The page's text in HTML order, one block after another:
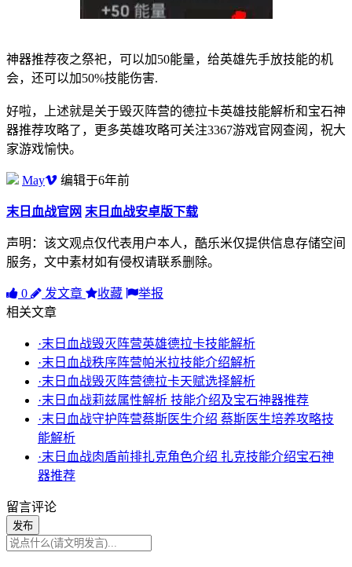
神器推荐夜之祭祀，可以加50能量，给英雄先手放技能的机
会，还可以加50%技能伤害.
好啦，上述就是关于毁灭阵营的德拉卡英雄技能解析和宝石神
器推荐攻略了，更多英雄攻略可关注3367游戏官网查阅，祝大
家游戏愉快。
May 编辑于6年前
末日血战官网 末日血战安卓版下载
声明：该文观点仅代表用户本人，酷乐米仅提供信息存储空间
服务，文中素材如有侵权请联系删除。
0 发文章 收藏
举报
相关文章
·末日血战毁灭阵营英雄德拉卡技能解析
·末日血战秩序阵营帕米拉技能介绍解析
·末日血战毁灭阵营德拉卡天赋选择解析
·末日血战莉兹属性解析 技能介绍及宝石神器推荐
·末日血战守护阵营蔡斯医生介绍 蔡斯医生培养攻略技
能解析
·末日血战肉盾前排扎克角色介绍 扎克技能介绍宝石神
器推荐
留言评论
发布